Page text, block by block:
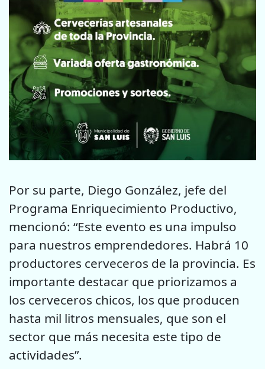
Por su parte, Diego González, jefe del
Programa Enriquecimiento Productivo,
mencionó: “Este evento es una impulso
para nuestros emprendedores. Habrá 10
productores cerveceros de la provincia. Es
importante destacar que priorizamos a
los cerveceros chicos, los que producen
hasta mil litros mensuales, que son el
sector que más necesita este tipo de
actividades”.